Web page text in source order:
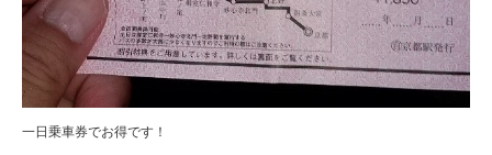
一日乗車券でお得です！